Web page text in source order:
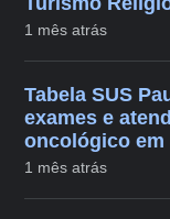
1 mês atrás
Tabela SUS
exames e
oncológico em
1 mês atrás